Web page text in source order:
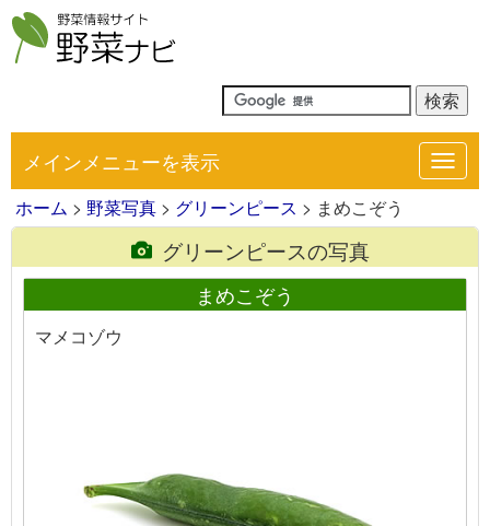
メインメニューを表示
ホーム > 野菜写真 > グリーンピース > まめこぞう
グリーンピースの写真
まめこぞう
マメコゾウ